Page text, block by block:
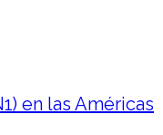
en las Américas